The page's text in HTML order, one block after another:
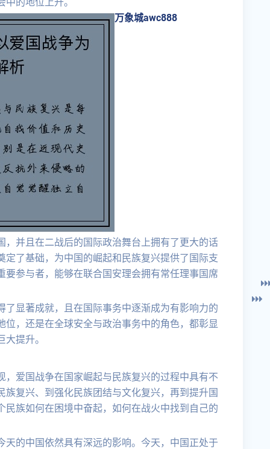
万象城awc888
并且在二战后的国际政治舞台上拥有了更大的话
了基础，为中国的崛起和民族复兴提供了国际支
参与者，能够在联合国安理会拥有常任理事国席
显著成就，且在国际事务中逐渐成为有影响力的
，还是在全球安全与政治事务中的角色，都彰显
提升。
爱国战争在国家崛起与民族复兴的过程中具有不
复兴、到强化民族团结与文化复兴，再到提升国
族如何在困境中奋起，如何在战火中找到自己的
的中国依然具有深远的影响。今天，中国正处于